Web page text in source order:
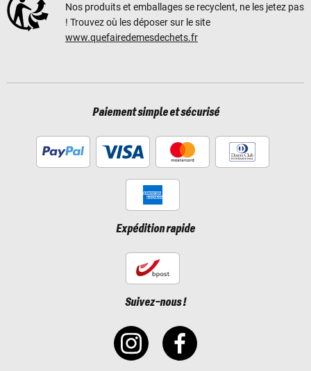
Nos produits et emballages se recyclent, ne les jetez pas
! Trouvez où les déposer sur le site
www.quefairedemesdechets.fr
Paiement simple et sécurisé
Expédition rapide
Suivez-nous !